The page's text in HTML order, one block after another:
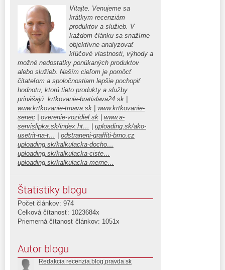
Vitajte. Venujeme sa
krátkym recenziám
produktov a služieb. V
každom článku sa snažíme
objektívne analyzovať
kľúčové vlastnosti, výhody a
možné nedostatky ponúkaných produktov
alebo služieb. Naším cieľom je pomôcť
čitateľom a spoločnostiam lepšie pochopiť
hodnotu, ktorú tieto produkty a služby
prinášajú. krtkovanie-bratislava24.sk
www.krtkovanie-trnava.sk
www.krtkovanie-
senec
overenie-vozidiel.sk
www.a-
servislipka.sk/index.ht…
uploading.sk/ako-
usetrit-na-t…
odstraneni-graffiti-brno.cz
uploading.sk/kalkulacka-docho…
uploading.sk/kalkulacka-ciste…
uploading.sk/kalkulacka-merne…
Štatistiky blogu
Počet článkov: 974
Celková čítanosť: 1023684x
Priemerná čítanosť článkov: 1051x
Autor blogu
Redakcia recenzia.blog.pravda.sk